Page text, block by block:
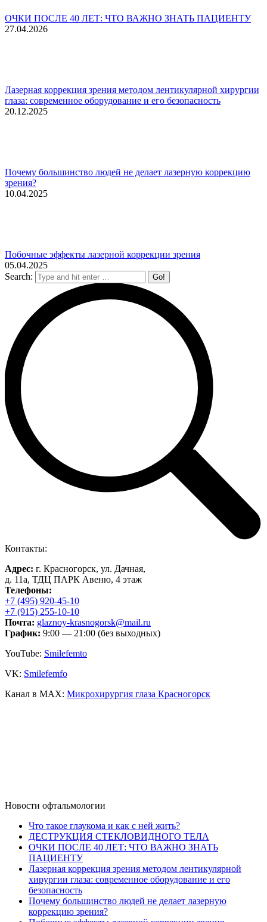
ОЧКИ ПОСЛЕ 40 ЛЕТ: ЧТО ВАЖНО ЗНАТЬ ПАЦИЕНТУ
27.04.2026
Лазерная коррекция зрения методом лентикулярной хирургии
глаза: современное оборудование и его безопасность
20.12.2025
Почему большинство людей не делает лазерную коррекцию
зрения?
10.04.2025
Побочные эффекты лазерной коррекции зрения
05.04.2025
Search:
Контакты:
Адрес: г. Красногорск, ул. Дачная,
д. 11а, ТДЦ ПАРК Авеню, 4 этаж
Телефоны:
+7 (495) 920-45-10
+7 (915) 255-10-10
Почта: glaznoy-krasnogorsk@mail.ru
График: 9:00 — 21:00 (без выходных)
YouTube: Smilefemto
VK: Smilefemfo
Канал в MAX: Микрохирургия глаза Красногорск
Новости офтальмологии
Что такое глаукома и как с ней жить?
ДЕСТРУКЦИЯ СТЕКЛОВИДНОГО ТЕЛА
ОЧКИ ПОСЛЕ 40 ЛЕТ: ЧТО ВАЖНО ЗНАТЬ
ПАЦИЕНТУ
Лазерная коррекция зрения методом лентикулярной
хирургии глаза: современное оборудование и его
безопасность
Почему большинство людей не делает лазерную
коррекцию зрения?